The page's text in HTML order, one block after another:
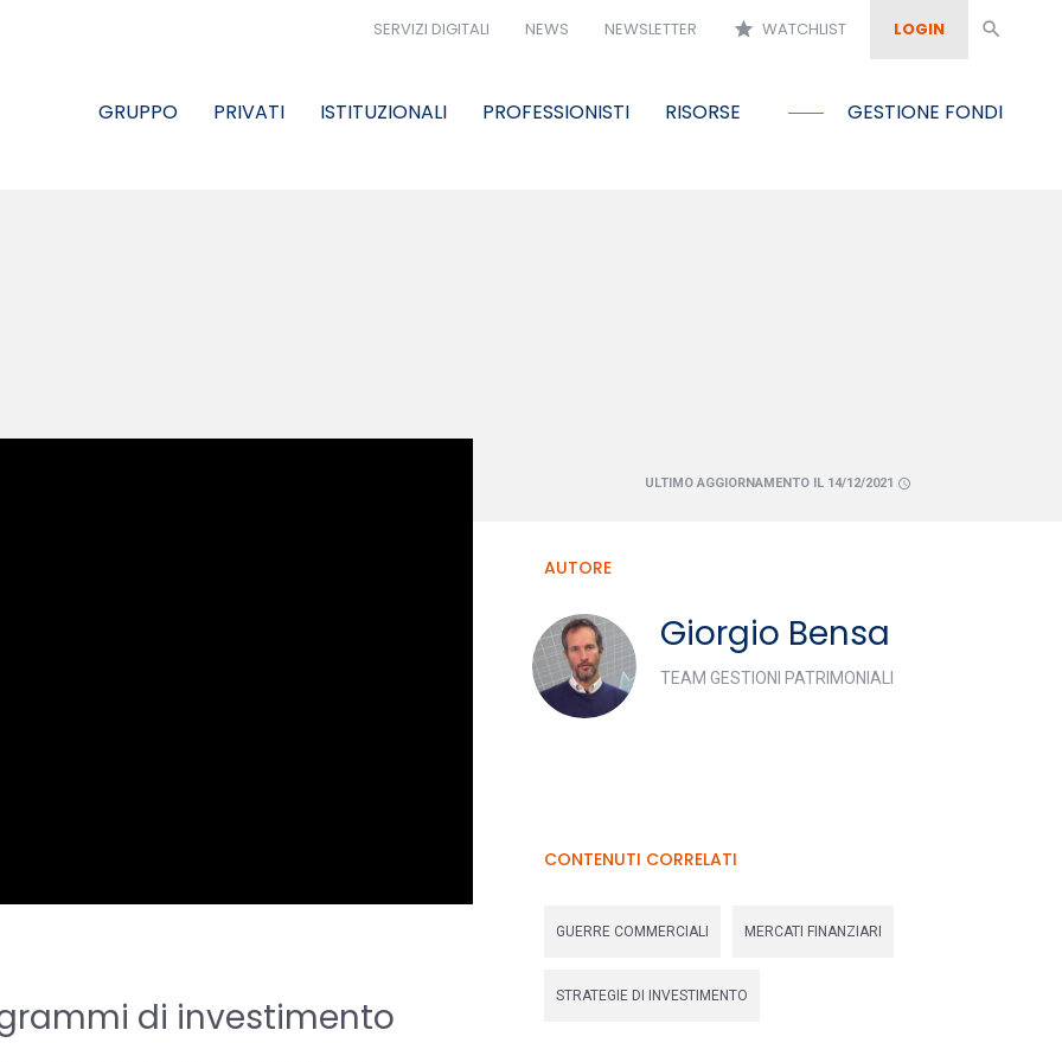
SERVIZI DIGITALI NEWS NEWSLETTER star WATCHLIST LOGIN search
GRUPPO PRIVATI ISTITUZIONALI PROFESSIONISTI RISORSE GESTIONE FONDI
ULTIMO AGGIORNAMENTO IL 14/12/2021 schedule
di investimento
AUTORE
Giorgio Bensa
TEAM GESTIONI PATRIMONIALI
CONTENUTI CORRELATI
GUERRE COMMERCIALI MERCATI FINANZIARI
STRATEGIE DI INVESTIMENTO